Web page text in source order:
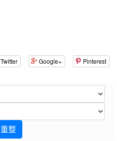
Twitter Google+ Pinterest
重整